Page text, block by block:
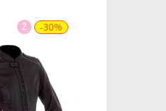
Ž -30%